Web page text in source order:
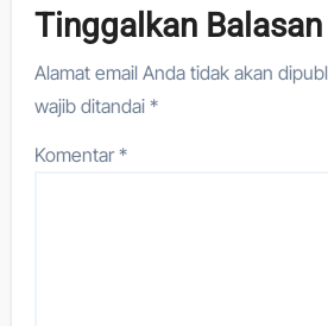
Tinggalkan Balasan
Alamat email Anda tidak akan
wajib ditandai*
Komentar*